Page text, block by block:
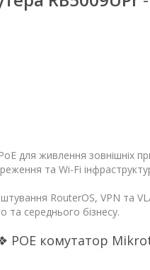
для живлення зовнішніх
та Wi-Fi
RouterOS, VPN та
та середнього бізнесу.
комутатор